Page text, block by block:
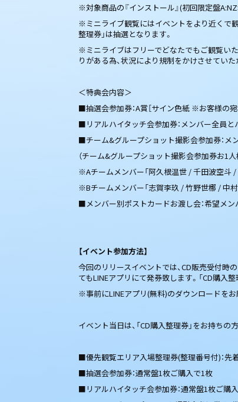
※対象商品の『インストール』(初回限定盤
※ミニライブ観覧にはイベントをより近くで観
整理券」は抽選となります。
※ミニライブはフリーでどなたでもご観覧い
りがある為、状況により規制をかけさせていた
＜特典会内容＞
■抽選会参加券：A賞［サイン色紙 ※お客様の宛
■リアルハイタッチ会参加券：メンバー全員と
■チーム&グループショット撮影会参加券：
（チーム&グループショット撮影会参加券お1人
※Aチームメンバー「阿久根温世 / 千田波空斗 /
※Bチームメンバー「志賀李玖 / 竹野世梛 / 中
■メンバー別ポストカードお渡し会：希望メ
【イベント参加方法】
今回のリリースイベントでは、CD販売受付時
てもLINEアプリにて発券致します。「CD購入
※事前にLINEアプリ(無料)のダウンロードを
イベント当日は、「CD購入整理券」をお持ち
■優先観覧エリア入場整理券(整理番号付)：先
■抽選会参加券：通常盤1枚ご購入で1枚
■リアルハイタッチ会参加券：通常盤1枚ご購